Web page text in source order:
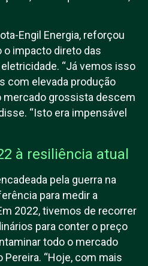
Engil Energia, reforçou
o impacto direto das
“Já vemos isso
com elevada produção
mercado grossista descem
“Isto era impensável
à resiliência atual
pela guerra na
para medir a
2022, tivemos de recorrer
para conter o preço
todo o mercado
Pereira. “Hoje, com mais